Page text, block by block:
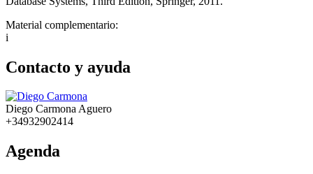
Material complementario:
i
Contacto y ayuda
Diego Carmona Aguero
+34932902414
Agenda